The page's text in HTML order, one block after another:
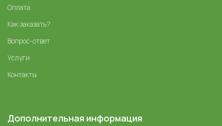
Оплата
Как заказать?
Вопрос-ответ
Услуги
Контакты
Дополнительная информация